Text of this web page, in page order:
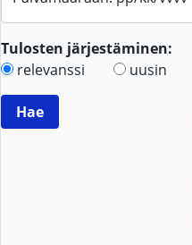
Tulosten järjestäminen:
relevanssi
uusin